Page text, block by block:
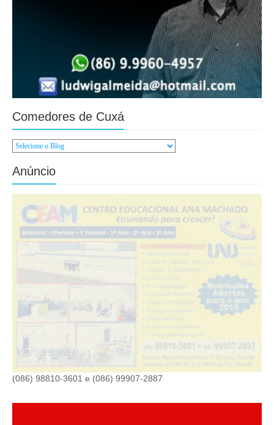
Comedores de Cuxá
Anúncio
(086) 98810-3601 e (086) 99907-2887